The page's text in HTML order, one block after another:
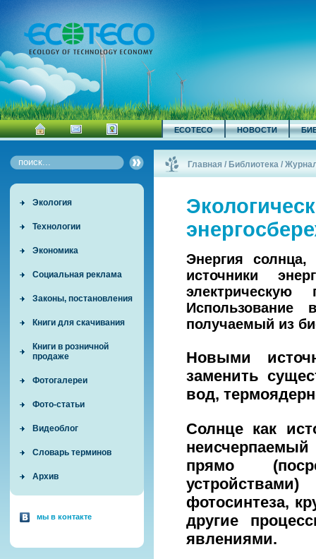
ECOTECO НОВОСТИ
Экология
Технологии
Экономика
Социальная реклама
Законы, постановления
Книги для скачивания
Книги в розничной
продаже
Фотогалереи
Фото-статьи
Видеоблог
Словарь терминов
Архив
мы в контакте
Главная / Библиотека /
Энергия
источники
электрическую
Использование
получаемый из
Новыми
заменить
вод,
Солнце как
прямо
фотосинтеза,
другие
явлениями.